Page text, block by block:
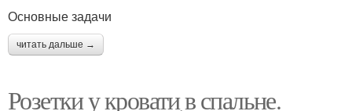
Основные задачи
читать дальше →
Розетки у кровати в спальне.